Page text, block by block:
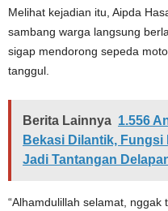
Melihat kejadian itu, Aipda
sambang warga langsung
sigap mendorong sepeda
tanggul.
Berita Lainnya 1.556
Bekasi Dilantik, Fungsi
Jadi Tantangan
“Alhamdulillah selamat,